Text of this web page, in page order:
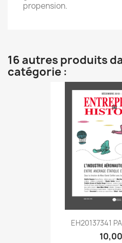
propension.
16 autres produits
catégorie :
EH20137341